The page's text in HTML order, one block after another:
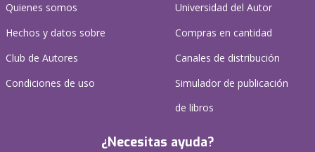
Quienes somos
Hechos y datos sobre
Club de Autores
Condiciones de uso
Universidad del Autor
Compras en cantidad
Canales de distribución
Simulador de publicación
de libros
¿Necesitas ayuda?